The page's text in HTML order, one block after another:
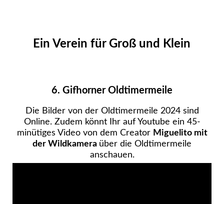
Ein Verein für Groß und Klein
6. Gifhorner Oldtimermeile
Die Bilder von der Oldtimermeile 2024 sind
Online. Zudem könnt Ihr auf Youtube ein 45-
minütiges Video von dem Creator Miguelito mit
der Wildkamera über die Oldtimermeile
anschauen.